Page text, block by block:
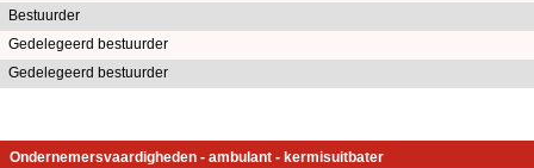
Bestuurder
Gedelegeerd bestuurder
Gedelegeerd bestuurder
Ondernemersvaardigheden - ambulant - kermisuitbater